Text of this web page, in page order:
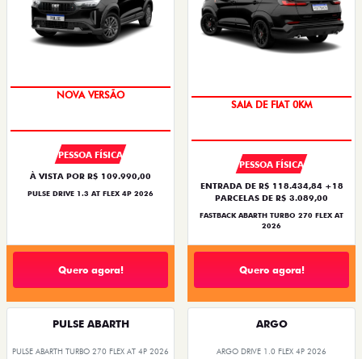
NOVA VERSÃO
PREÇO IMPERDÍVEL
PESSOA FÍSICA
À VISTA POR R$ 109.990,00
PULSE DRIVE 1.3 AT FLEX 4P 2026
Quero agora!
PREÇO IMPERDÍVEL
PESSOA FÍSICA
ENTRADA DE R$ 118.434,84 +18
PARCELAS DE R$ 3.089,00
FASTBACK ABARTH TURBO 270 FLEX AT
2026
Quero agora!
PULSE ABARTH
PULSE ABARTH TURBO 270 FLEX AT 4P 2026
ARGO
ARGO DRIVE 1.0 FLEX 4P 2026